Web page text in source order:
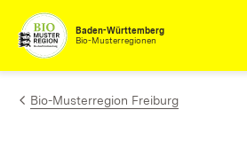
Zum Inhalt springen
Baden-Württemberg
Bio-Musterregionen
Bio-Musterregion Freiburg